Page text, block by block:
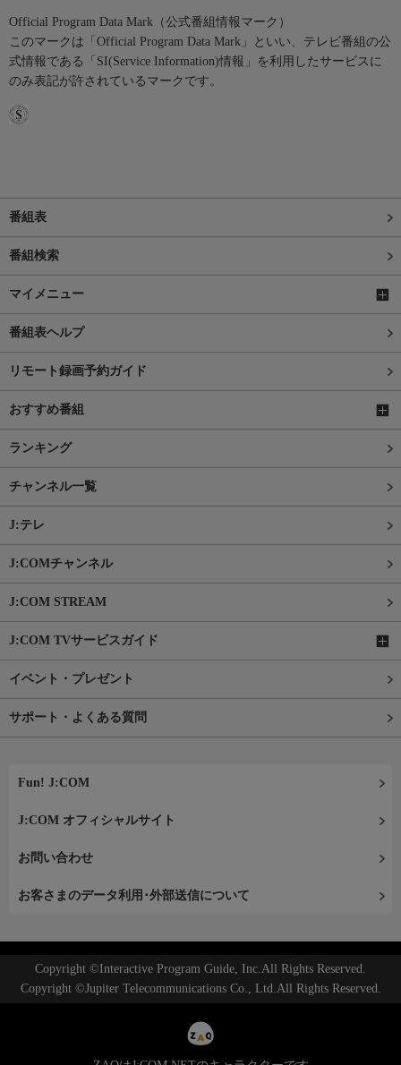
Official Program Data Mark（公式番組情報マーク）
このマークは「Official Program Data Mark」といい、テレビ番組の公
式情報である「SI(Service Information)情報」を利用したサービスに
のみ表記が許されているマークです。
番組表
番組検索
マイメニュー
番組表ヘルプ
リモート録画予約ガイド
おすすめ番組
ランキング
チャンネル一覧
J:テレ
J:COMチャンネル
J:COM STREAM
J:COM TVサービスガイド
イベント・プレゼント
サポート・よくある質問
Fun! J:COM
J:COM オフィシャルサイト
お問い合わせ
お客さまのデータ利用･外部送信について
Copyright ©Interactive Program Guide, Inc.All Rights Reserved.
Copyright ©Jupiter Telecommunications Co., Ltd.All Rights Reserved.